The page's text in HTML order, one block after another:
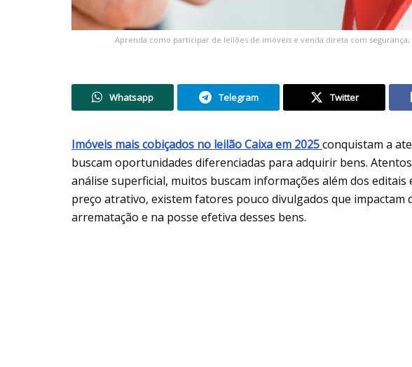
Aprenda como participar de leilões de imóveis e venda direta com
Whatsapp Telegram Twitter
Imóveis mais cobiçados no leilão Caixa em 2025conquistam a
buscam oportunidades diferenciadas para adquirir bens.
análise superficial, muitos buscam informações além dos editais
preço atrativo, existem fatores pouco divulgados que impactam
arrematação e na posse efetiva desses bens.